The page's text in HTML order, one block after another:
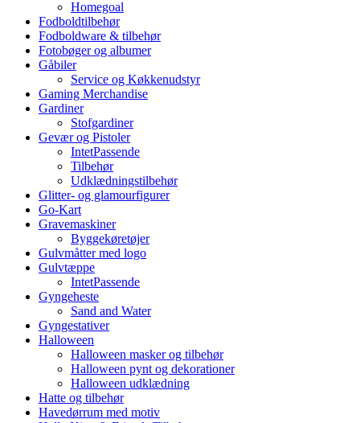
Homegoal
Fodboldtilbehør
Fodboldware & tilbehør
Fotobøger og albumer
Gåbiler
Service og Køkkenudstyr
Gaming Merchandise
Gardiner
Stofgardiner
Gevær og Pistoler
IntetPassende
Tilbehør
Udklædningstilbehør
Glitter- og glamourfigurer
Go-Kart
Gravemaskiner
Byggekøretøjer
Gulvmåtter med logo
Gulvtæppe
IntetPassende
Gyngeheste
Sand and Water
Gyngestativer
Halloween
Halloween masker og tilbehør
Halloween pynt og dekorationer
Halloween udklædning
Hatte og tilbehør
Havedørrum med motiv